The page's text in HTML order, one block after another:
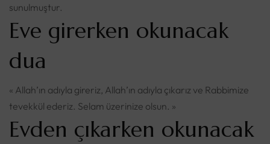
sunulmuştur.
Eve girerken okunacak
dua
« Allah’ın adıyla gireriz, Allah’ın adıyla çıkarız ve Rabbimize
tevekkül ederiz. Selam üzerinize olsun. »
Evden çıkarken okunacak